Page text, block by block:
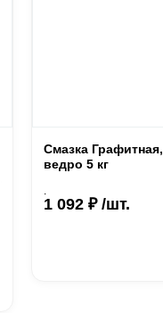
Смазка Графитная,
ведро 5 кг
.
1 092 ₽ /шт.